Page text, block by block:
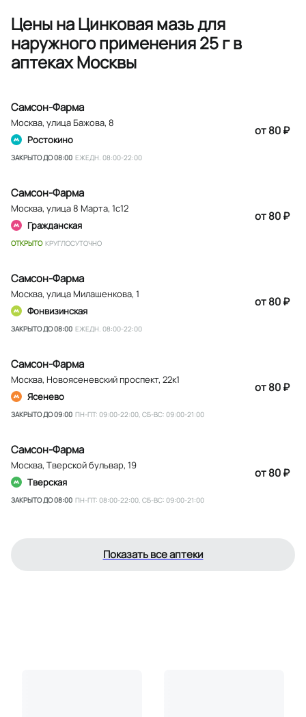
Цены на Цинковая мазь для
наружного применения 25 г в
аптеках Москвы
Самсон-Фарма
Москва, улица Бажова, 8
Ростокино
ЗАКРЫТО ДО 08:00 ЕЖЕДН. 08:00-22:00
от 80 ₽
Самсон-Фарма
Москва, улица 8 Марта, 1с12
Гражданская
ОТКРЫТО КРУГЛОСУТОЧНО
от 80 ₽
Самсон-Фарма
Москва, улица Милашенкова, 1
Фонвизинская
ЗАКРЫТО ДО 08:00 ЕЖЕДН. 08:00-22:00
от 80 ₽
Самсон-Фарма
Москва, Новоясеневский проспект, 22к1
Ясенево
ЗАКРЫТО ДО 09:00 ПН-ПТ: 09:00-22:00, СБ-ВС: 09:00-21:00
от 80 ₽
Самсон-Фарма
Москва, Тверской бульвар, 19
Тверская
ЗАКРЫТО ДО 08:00 ПН-ПТ: 08:00-22:00, СБ-ВС: 09:00-21:00
от 80 ₽
Показать все аптеки